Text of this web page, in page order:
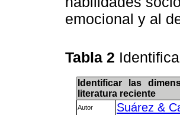
emocional y al
Tabla 2
Identificar las
literatura reciente
Autor Suárez &